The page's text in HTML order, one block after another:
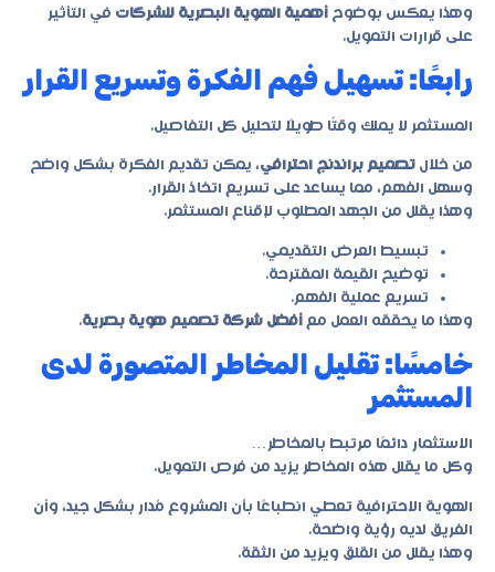
وهذا يعكس بوضوح أهمية الهوية البصرية للشركات في التأثير
على قرارات التمويل.
رابعًا: تسهيل فهم الفكرة وتسريع القرار
المستثمر لا يملك وقتًا طويلًا لتحليل كل التفاصيل.
من خلال تصميم براندنج احترافي، يمكن تقديم الفكرة بشكل واضح
وسهل الفهم، مما يساعد على تسريع اتخاذ القرار.
وهذا يقلل من الجهد المطلوب لإقناع المستثمر.
تبسيط العرض التقديمي.
توضيح القيمة المقترحة.
تسريع عملية الفهم.
وهذا ما يحققه العمل مع أفضل شركة تصميم هوية بصرية.
خامسًا: تقليل المخاطر المتصورة لدى
المستثمر
الاستثمار دائمًا مرتبط بالمخاطر…
وكل ما يقلل هذه المخاطر يزيد من فرص التمويل.
الهوية الاحترافية تعطي انطباعًا بأن المشروع مُدار بشكل جيد، وأن
الفريق لديه رؤية واضحة.
وهذا يقلل من القلق ويزيد من الثقة.